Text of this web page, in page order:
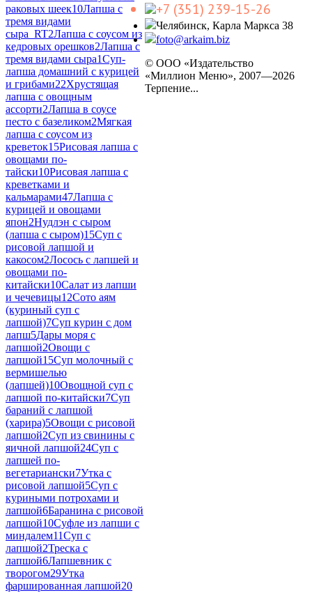
раковых шеек10Лапша с
тремя видами
сыра_RT2Лапша с соусом из
кедровых орешков2Лапша с
тремя видами сыра1Суп-
лапша домашний с курицей
и грибами22Хрустящая
лапша с овощным
ассорти2Лапша в соусе
песто с базеликом2Мягкая
лапша с соусом из
креветок15Рисовая лапша с
овощами по-
тайски10Рисовая лапша с
креветками и
кальмарами47Лапша с
курицей и овощами
япон2Нудлэн с сыром
(лапша с сыром)15Суп с
рисовой лапшой и
какосом2Лосось с лапшей и
овощами по-
китайски10Салат из лапши
и чечевицы12Сото аям
(куриный суп с
лапшой)7Суп курин с дом
лапш5Дары моря с
лапшой2Овощи с
лапшой15Суп молочный с
вермишелью
(лапшей)10Овощной суп с
лапшой по-китайски7Суп
бараний с лапшой
(харира)5Овощи с рисовой
лапшой2Суп из свинины с
яичной лапшой24Суп с
лапшей по-
вегетариански7Утка с
рисовой лапшой5Суп с
куриными потрохами и
лапшой6Баранина с рисовой
лапшой10Суфле из лапши с
миндалем11Суп с
лапшой2Треска с
лапшой6Лапшевник с
творогом29Утка
фаршированная лапшой20
+7 (351) 239-15-26
Челябинск, Карла Маркса 38
foto@arkaim.biz
© ООО «Издательство
«Миллион Меню», 2007—2026
Терпение...